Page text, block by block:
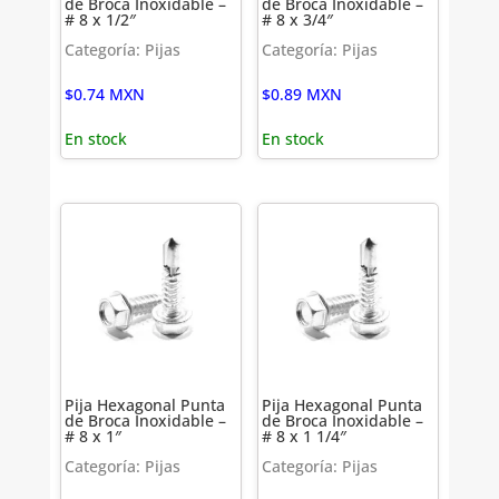
# 8 x 1/2″
Categoría: Pijas
$0.74 MXN
En stock
# 8 x 3/4″
Categoría: Pijas
$0.89 MXN
En stock
Pija Hexagonal Punta
de Broca Inoxidable –
# 8 x 1″
Categoría: Pijas
Pija Hexagonal Punta
de Broca Inoxidable –
# 8 x 1 1/4″
Categoría: Pijas